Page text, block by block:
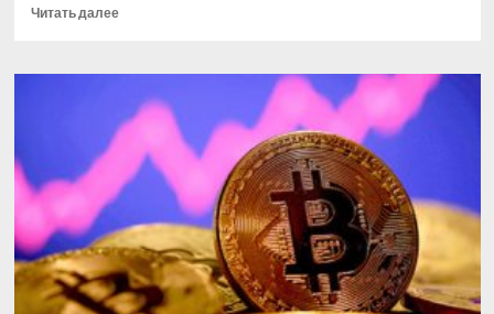
Читать далееПрочитать
Глава
предложил
перезапустить
процесс
приватизации
в
России